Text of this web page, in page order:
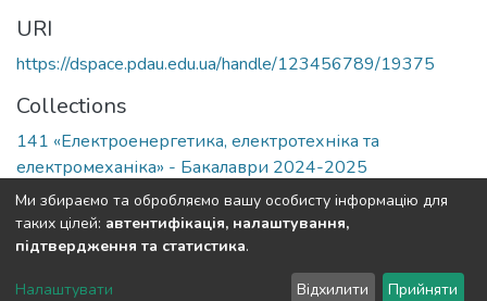
URI
https://dspace.pdau.edu.ua/handle/123456789/19375
Collections
141 «Електроенергетика, електротехніка та
електромеханіка» - Бакалаври 2024-2025
Full item page
DSpace software copyright © 2002-2026 LYRASIS
Ми збираємо та обробляємо вашу особисту інформацію для
таких цілей: автентифікація, налаштування,
підтвердження та статистика.
Налаштувати Відхилити Прийняти